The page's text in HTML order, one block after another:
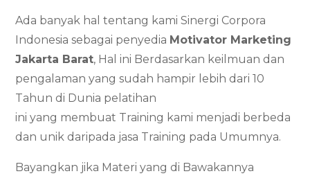
Ada banyak hal tentang kami Sinergi Corpora
Indonesia sebagai penyedia Motivator Marketing
Jakarta Barat, Hal ini Berdasarkan keilmuan dan
pengalaman yang sudah hampir lebih dari 10
Tahun di Dunia pelatihan
ini yang membuat Training kami menjadi berbeda
dan unik daripada jasa Training pada Umumnya.
Bayangkan jika Materi yang di Bawakannya